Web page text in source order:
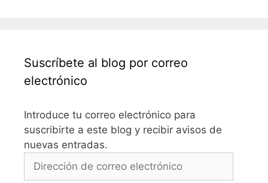
Suscríbete al blog por correo
electrónico
Introduce tu correo electrónico para
suscribirte a este blog y recibir avisos de
nuevas entradas.
Dirección